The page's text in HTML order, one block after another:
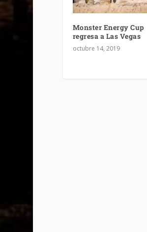
Monster Energy Cup
regresa a Las Vegas
octubre 14, 2019